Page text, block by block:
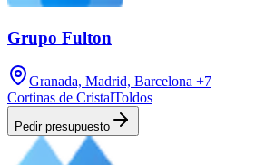
Grupo Fulton
Granada, Madrid, Barcelona +7
Cortinas de CristalToldos
Pedir presupuesto